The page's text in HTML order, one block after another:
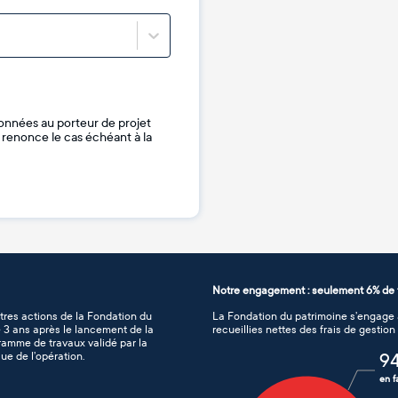
au porteur de projet
le cas échéant à la
actions de la Fondation du
ans après le lancement de la
de travaux validé par la
de l’opération.
Notre engagement : seulement 6%
La Fondation du patrimoine
recueillies nettes des frais de
en